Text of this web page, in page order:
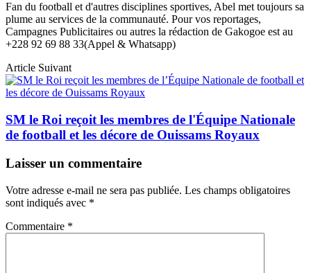
Fan du football et d'autres disciplines sportives, Abel met toujours sa
plume au services de la communauté. Pour vos reportages,
Campagnes Publicitaires ou autres la rédaction de Gakogoe est au
+228 92 69 88 33(Appel & Whatsapp)
Article Suivant
SM le Roi reçoit les membres de l'Équipe Nationale
de football et les décore de Ouissams Royaux
Laisser un commentaire
Votre adresse e-mail ne sera pas publiée. Les champs obligatoires
sont indiqués avec *
Commentaire *